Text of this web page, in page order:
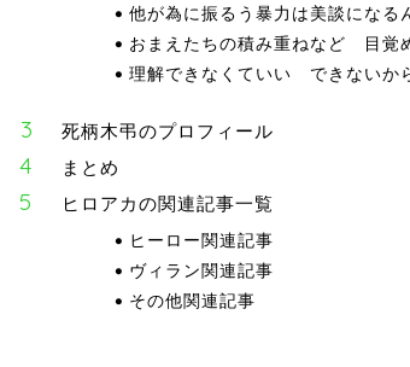
他が為に振るう暴力は美談になる
おまえたちの積み重ねなど 目覚
理解できなくていい できないか
死柄木弔のプロフィール
まとめ
ヒロアカの関連記事一覧
ヒーロー関連記事
ヴィラン関連記事
その他関連記事